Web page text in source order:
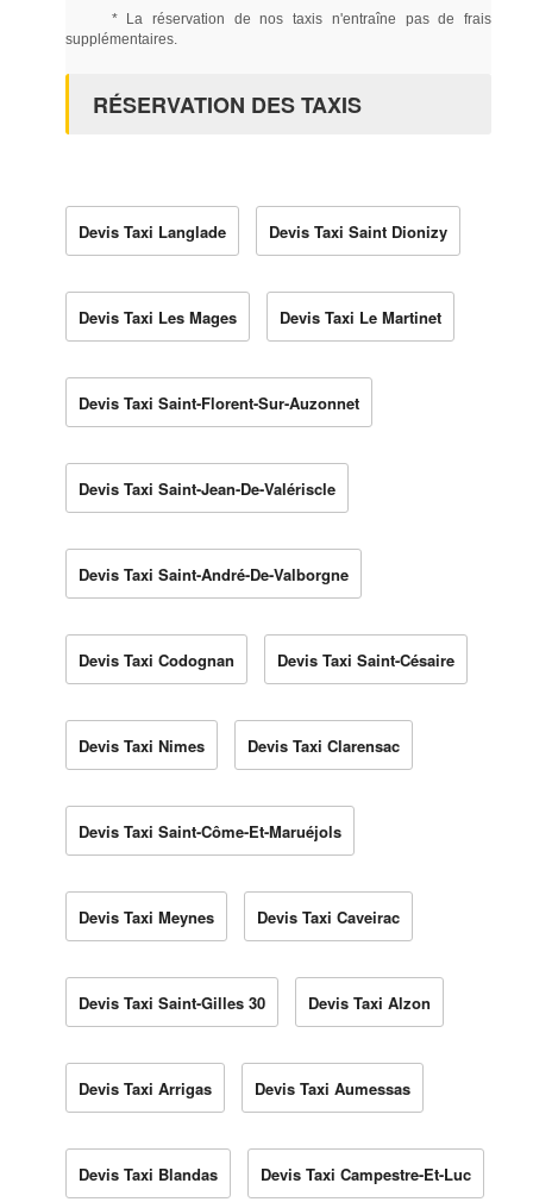
* La réservation de nos taxis n'entraîne pas de frais
supplémentaires.
RÉSERVATION DES TAXIS
Devis Taxi Langlade Devis Taxi Saint Dionizy
Devis Taxi Les Mages Devis Taxi Le Martinet
Devis Taxi Saint-Florent-Sur-Auzonnet
Devis Taxi Saint-Jean-De-Valériscle
Devis Taxi Saint-André-De-Valborgne
Devis Taxi Codognan Devis Taxi Saint-Césaire
Devis Taxi Nimes Devis Taxi Clarensac
Devis Taxi Saint-Côme-Et-Maruéjols
Devis Taxi Meynes Devis Taxi Caveirac
Devis Taxi Saint-Gilles 30 Devis Taxi Alzon
Devis Taxi Arrigas Devis Taxi Aumessas
Devis Taxi Blandas Devis Taxi Campestre-Et-Luc